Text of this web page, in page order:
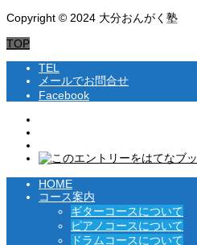
Copyright © 2024 大分おんがく塾
TOP
TEL
メールでお問合せ
Facebook
HOME
コース案内
ギターコースについて
ピアノコースについて
ドラムコースについて